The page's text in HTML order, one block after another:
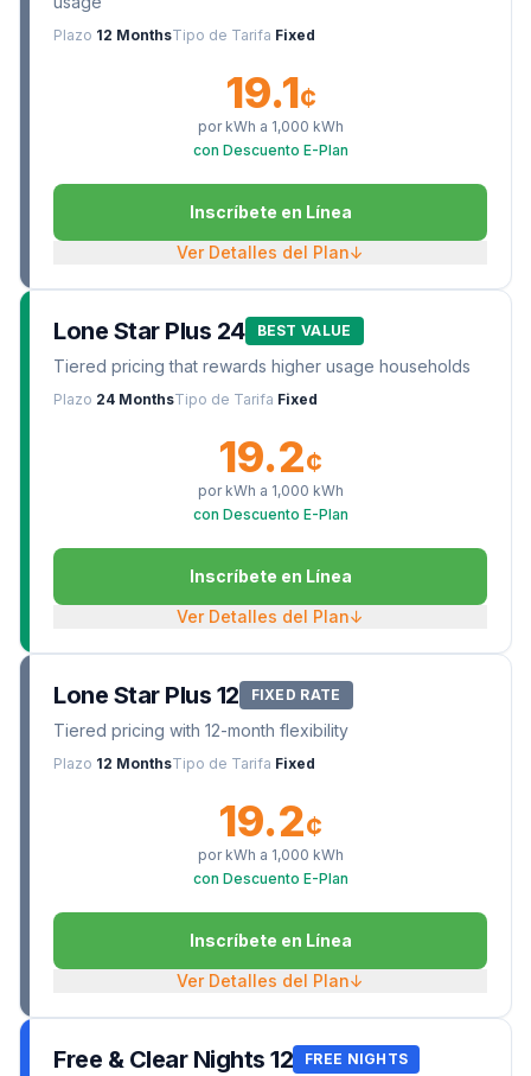
Plazo 12 MonthsTipo de Tarifa Fixed
19.1¢
por kWh a 1,000 kWh
con Descuento E-Plan
Inscríbete en Línea
Ver Detalles del Plan↓
Lone Star Plus 24 BEST VALUE
Tiered pricing that rewards higher usage households
Plazo 24 MonthsTipo de Tarifa Fixed
19.2¢
por kWh a 1,000 kWh
con Descuento E-Plan
Inscríbete en Línea
Ver Detalles del Plan↓
Lone Star Plus 12 FIXED RATE
Tiered pricing with 12-month flexibility
Plazo 12 MonthsTipo de Tarifa Fixed
19.2¢
por kWh a 1,000 kWh
con Descuento E-Plan
Inscríbete en Línea
Ver Detalles del Plan↓
Free & Clear Nights 12 FREE NIGHTS